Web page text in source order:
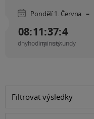
Pondělí 1. Června –
08:11:37:44
dnyhodinyminutysekundy
Filtrovat výsledky